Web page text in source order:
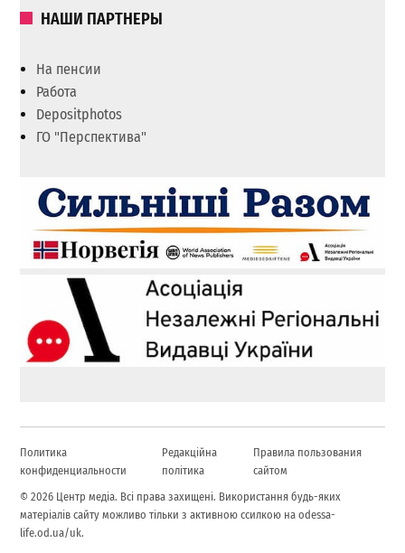
НАШИ ПАРТНЕРЫ
На пенсии
Работа
Depositphotos
ГО "Перспектива"
Политика
конфиденциальности
Редакційна
політика
Правила пользования
сайтом
© 2026 Центр медіа. Всі права захищені. Використання будь-яких
матеріалів сайту можливо тільки з активною ссилкою на odessa-
life.od.ua/uk.